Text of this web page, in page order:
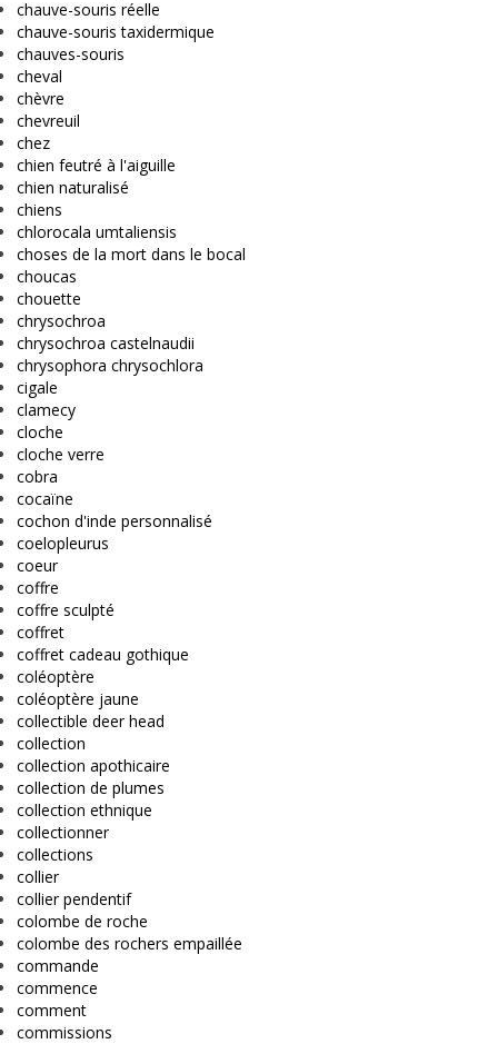
chauve-souris réelle
chauve-souris taxidermique
chauves-souris
cheval
chèvre
chevreuil
chez
chien feutré à l'aiguille
chien naturalisé
chiens
chlorocala umtaliensis
choses de la mort dans le bocal
choucas
chouette
chrysochroa
chrysochroa castelnaudii
chrysophora chrysochlora
cigale
clamecy
cloche
cloche verre
cobra
cocaïne
cochon d'inde personnalisé
coelopleurus
coeur
coffre
coffre sculpté
coffret
coffret cadeau gothique
coléoptère
coléoptère jaune
collectible deer head
collection
collection apothicaire
collection de plumes
collection ethnique
collectionner
collections
collier
collier pendentif
colombe de roche
colombe des rochers empaillée
commande
commence
comment
commissions